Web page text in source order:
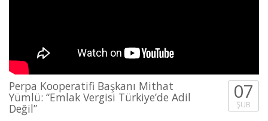
Perpa Kooperatifi Başkanı Mithat
Yümlü: “Emlak Vergisi Türkiye’de Adil
Değil”
07
ŞUB